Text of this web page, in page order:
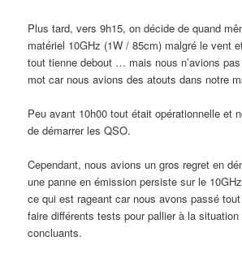
Plus tard, vers 9h15, on décide de quand
matériel 10GHz (1W / 85cm) malgré le vent
tout tienne debout … mais nous n’avions
mot car nous avions des atouts dans notre
Peu avant 10h00 tout était opérationnelle et
de démarrer les QSO.
Cependant, nous avions un gros regret en
une panne en émission persiste sur le
ce qui est rageant car nous avons passé
faire différents tests pour pallier à la
concluants.